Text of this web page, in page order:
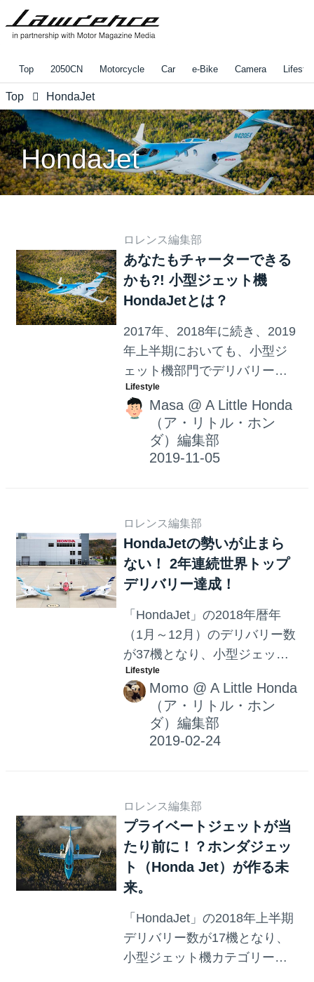
Top 2050CN Motorcycle Car e-Bike Camera
Top HondaJet
HondaJet
ロレンス編集部
あなたもチャーターできる
かも?! 小型ジェット機
HondaJetとは？
2017年、2018年に続き、2019
年上半期においても、小型ジ
ェット機部門でデリバリー数
世界No.1を達成したホンダジ
ェット。そんな小型ジェット
機『HondaJet』の魅力をみん
なにもっと知ってほしい！
Masa @ A Little Honda
（ア・リトル・ホン
ダ）編集部
ロレンス編集部
HondaJetの勢いが止まら
ない！ 2年連続世界トップ
デリバリー達成！
「HondaJet」の2018年暦年
（1月～12月）のデリバリー数
が37機となり、小型ジェット
機カテゴリーにおいて2年連続
で世界第1位を達成したことを
発表しました。クラス最高性
能を持つhondajetの魅力を探っ
Momo @ A Little Honda
（ア・リトル・ホン
ダ）編集部
ロレンス編集部
プライベートジェットが当
たり前に！？ホンダジェッ
ト（Honda Jet）が作る未
来。
「HondaJet」の2018年上半期
デリバリー数が17機となり、
小型ジェット機カテゴリーで